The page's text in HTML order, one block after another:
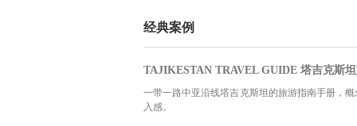
经典案例
TAJIKESTAN TRAVEL GUIDE 塔吉克斯
一带一路中亚沿线塔吉克斯坦的旅游指南手册，
入感。